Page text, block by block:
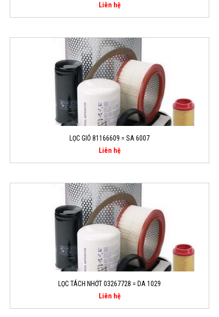
Liên hệ
LỌC GIÓ 81166609 = SA 6007
Liên hệ
LỌC TÁCH NHỚT 03267728 = DA 1029
Liên hệ